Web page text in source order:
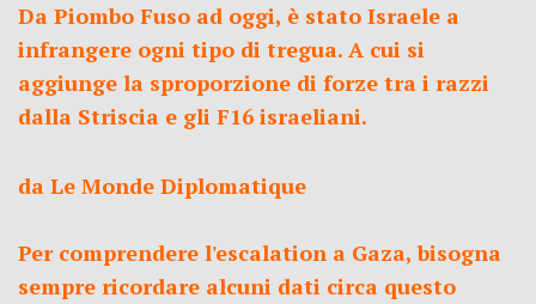
Da Piombo Fuso ad oggi, è stato Israele a
infrangere ogni tipo di tregua. A cui si
aggiunge la sproporzione di forze tra i razzi
dalla Striscia e gli F16 israeliani.
da Le Monde Diplomatique
Per comprendere l'escalation a Gaza, bisogna
sempre ricordare alcuni dati circa questo